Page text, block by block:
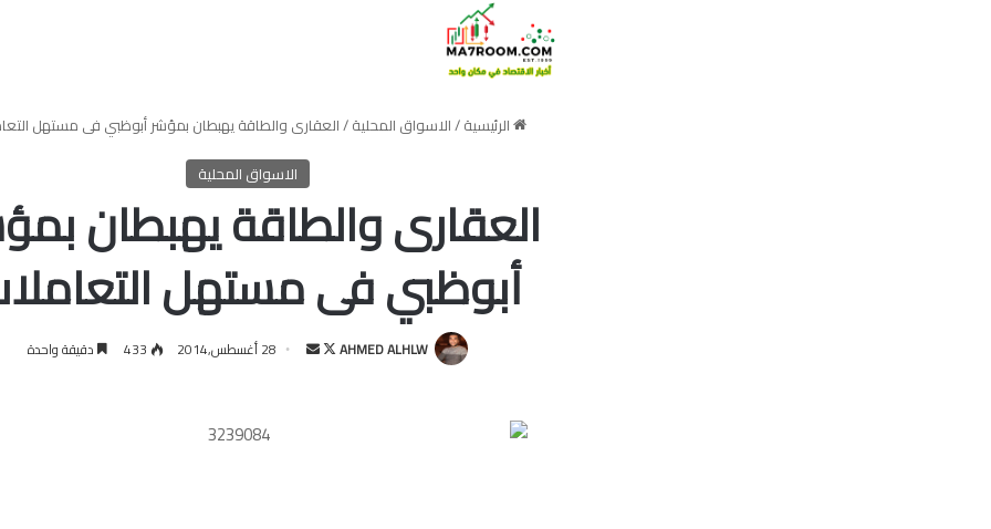
الرئيسية/الاسواق المحلية/العقارى والطاقة يهبطان بمؤشر أبوظبي فى مستهل
الاسواق المحلية
العقارى والطاقة يهبطان
أبوظبي فى مستهل
AHMED ALHLW
تابعأرسل 28 أغسطس,2014 433 دقيقة واحدة